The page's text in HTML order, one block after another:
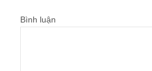
Bình luận